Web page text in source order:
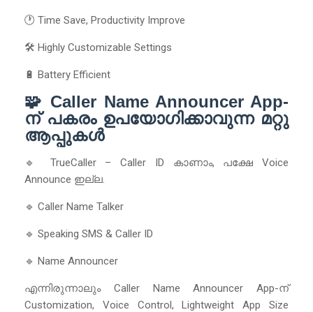
🕐 Time Save, Productivity Improve
🛠️ Highly Customizable Settings
🔋 Battery Efficient
🧩 Caller Name Announcer App-
ന് പകരം ഉപയോഗിക്കാവുന്ന മറ്റു
ആപ്പുകൾ
🔹 TrueCaller – Caller ID കാണാം, പക്ഷേ Voice
Announce ഇല്ല.
🔹 Caller Name Talker
🔹 Speaking SMS & Caller ID
🔹 Name Announcer
എന്നിരുന്നാലും Caller Name Announcer App-ന്
Customization, Voice Control, Lightweight App Size